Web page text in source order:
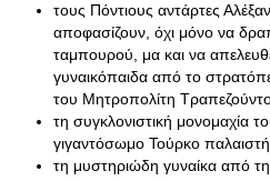
τους Πόντιους αντάρτες
αποφασίζουν, όχι μόνο να
ταμπουρού, μα και να
γυναικόπαιδα από το
του Μητροπολίτη
τη συγκλονιστική μονομαχία
γιγαντόσωμο Τούρκο
τη μυστηριώδη γυναίκα από